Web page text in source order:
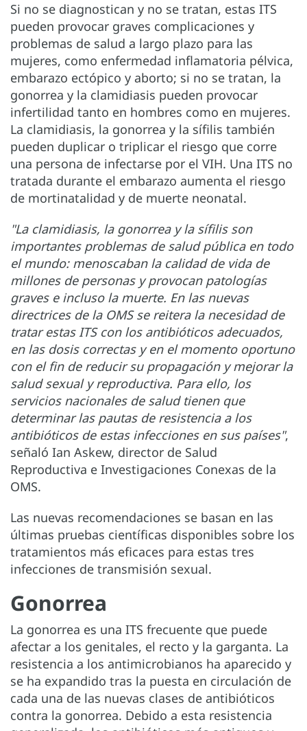
Si no se diagnostican y no se tratan, estas ITS
pueden provocar graves complicaciones y
problemas de salud a largo plazo para las
mujeres, como enfermedad inflamatoria pélvica,
embarazo ectópico y aborto; si no se tratan, la
gonorrea y la clamidiasis pueden provocar
infertilidad tanto en hombres como en mujeres.
La clamidiasis, la gonorrea y la sífilis también
pueden duplicar o triplicar el riesgo que corre
una persona de infectarse por el VIH. Una ITS no
tratada durante el embarazo aumenta el riesgo
de mortinatalidad y de muerte neonatal.
"La clamidiasis, la gonorrea y la sífilis son
importantes problemas de salud pública en todo
el mundo: menoscaban la calidad de vida de
millones de personas y provocan patologías
graves e incluso la muerte. En las nuevas
directrices de la OMS se reitera la necesidad de
tratar estas ITS con los antibióticos adecuados,
en las dosis correctas y en el momento oportuno
con el fin de reducir su propagación y mejorar la
salud sexual y reproductiva. Para ello, los
servicios nacionales de salud tienen que
determinar las pautas de resistencia a los
antibióticos de estas infecciones en sus países",
señaló Ian Askew, director de Salud
Reproductiva e Investigaciones Conexas de la
OMS.
Las nuevas recomendaciones se basan en las
últimas pruebas científicas disponibles sobre los
tratamientos más eficaces para estas tres
infecciones de transmisión sexual.
Gonorrea
La gonorrea es una ITS frecuente que puede
afectar a los genitales, el recto y la garganta. La
resistencia a los antimicrobianos ha aparecido y
se ha expandido tras la puesta en circulación de
cada una de las nuevas clases de antibióticos
contra la gonorrea. Debido a esta resistencia